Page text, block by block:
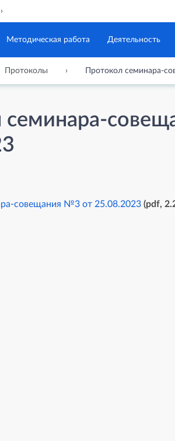
Методическая работа Деятельность
Протоколы Протокол семинара-
семинара-
совещания №3 от 25.08.2023 (pdf,